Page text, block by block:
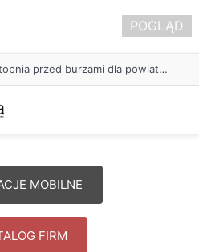
Ostrzeżenie drugiego stopnia przed burzami dla powiatu radomszczańskiego
MOBILNE
FIRM
POGLĄD